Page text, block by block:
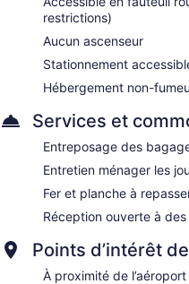
restrictions)
Aucun ascenseur
Stationnement
Hébergement non-
Services et
Entreposage des
Entretien ménager les
Fer et planche à
Réception ouverte à
Points d’intérêt
À proximité de l’aéroport